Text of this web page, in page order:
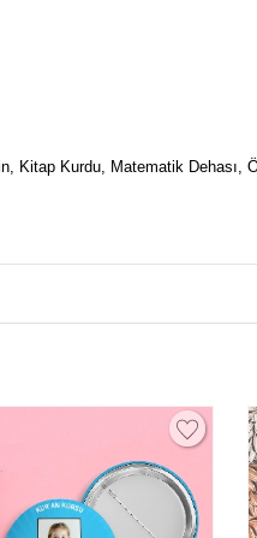
Kitap Kurdu, Matematik Dehası,